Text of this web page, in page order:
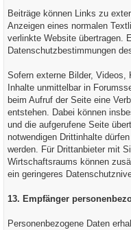
Beiträge können Links zu
Anzeigen eines normalen
verlinkte Website übertragen.
Datenschutzbestimmungen
Sofern externe Bilder, Videos,
Inhalte unmittelbar in
beim Aufruf der Seite eine
entstehen. Dabei können
und die aufgerufene Seite
notwendigen Drittinhalte
werden. Für Drittanbieter mit
Wirtschaftsraums können
ein geringeres
13. Empfänger
Personenbezogene Daten